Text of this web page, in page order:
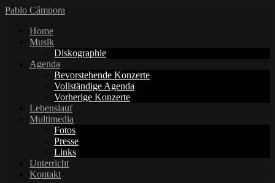
Pablo Cámpora
Home
Musik
Diskographie
Agenda
Bevorstehende Konzerte
Vollständige Agenda
Vorherige Konzerte
Lebenslauf
Multimedia
Fotos
Presse
Links
Unterricht
Kontakt